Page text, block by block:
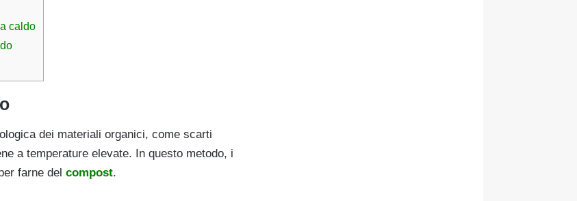
caldo
dei materiali organici, come scarti
a temperature elevate. In questo metodo, i
farne del compost.